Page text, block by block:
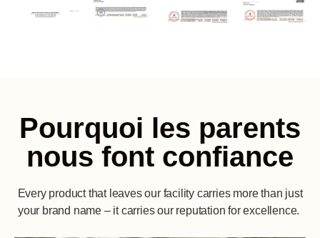
Pourquoi les parents
nous font confiance
Every product that leaves our facility carries more than just
your brand name – it carries our reputation for excellence.